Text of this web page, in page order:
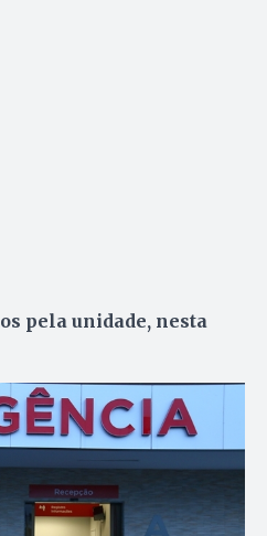
pela unidade, nesta